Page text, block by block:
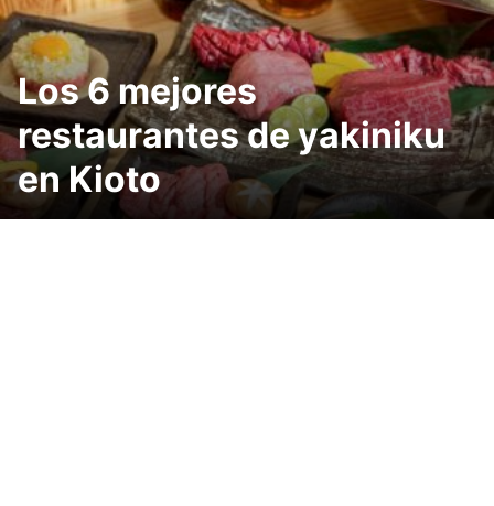
Los 6 mejores
restaurantes de yakiniku
en Kioto